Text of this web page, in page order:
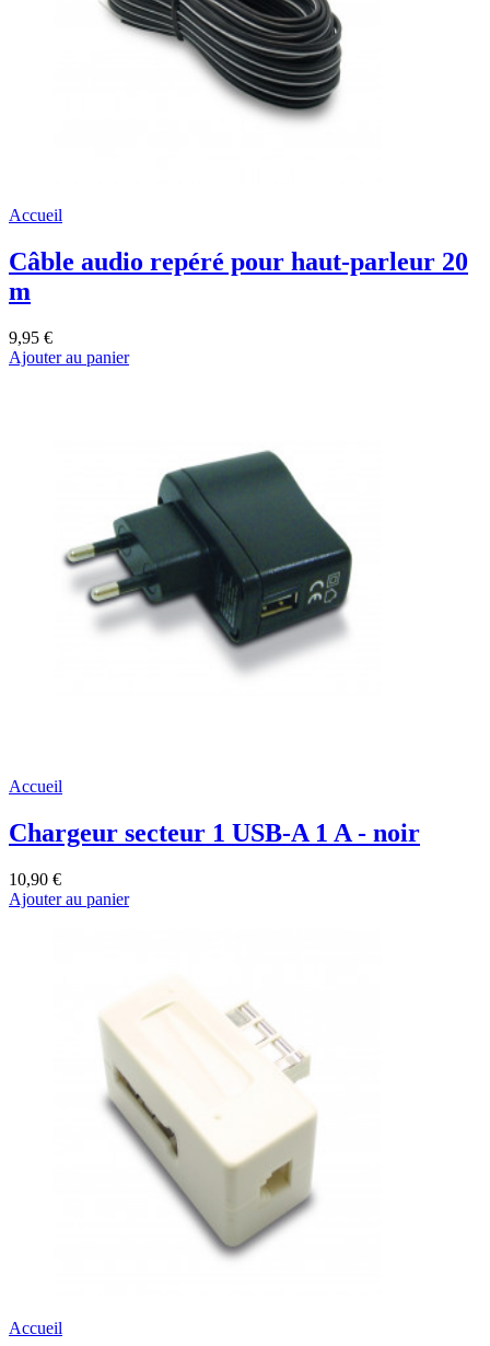
Accueil
Câble audio repéré pour haut-parleur 20
m
9,95 €
Ajouter au panier
Accueil
Chargeur secteur 1 USB-A 1 A - noir
10,90 €
Ajouter au panier
Accueil